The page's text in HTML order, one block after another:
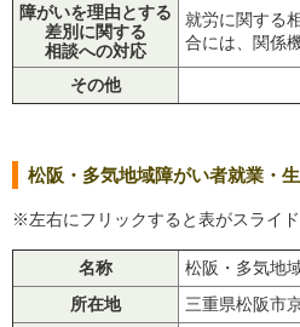
障がいを理由とする
差別に関する
相談への対応
就労に関する
合には、関係
その他
松阪・多気地域障がい者就業・
※左右にフリックすると表がスライド
名称
松阪・多気地
所在地
三重県松阪市